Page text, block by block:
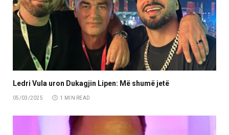
Ledri Vula uron Dukagjin Lipen: Më shumë jetë
05/03/2025 1 MIN READ